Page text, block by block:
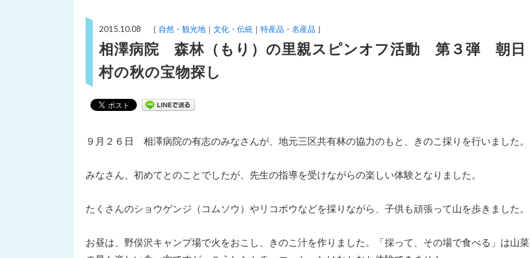
2015.10.08 ［ 自然・観光地 文化・伝統 特産品・名産品 ］
相澤病院 森林（もり）の里親スピンオフ活動 第３弾 朝日
村の秋の宝物探し
９月２６日 相澤病院の有志のみなさんが、地元三区共有林の協力のもと、きのこ採りを行いました。
みなさん、初めてとのことでしたが、先生の指導を受けながらの楽しい体験となりました。
たくさんのショウゲンジ（コムソウ）やリコボウなどを採りながら、子供も頑張って山を歩きました。
お昼は、野俣沢キャンプ場で火をおこし、きのこ汁を作りました。「採って、その場で食べる」は山菜